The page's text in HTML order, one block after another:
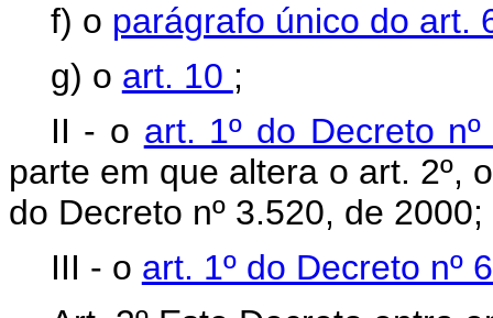
f) o parágrafo único do art.
g) o art. 10 ;
II - o art. 1º do Decreto
parte em que altera o art. 2º,
do Decreto nº 3.520, de 2000;
III - o art. 1º do Decreto nº